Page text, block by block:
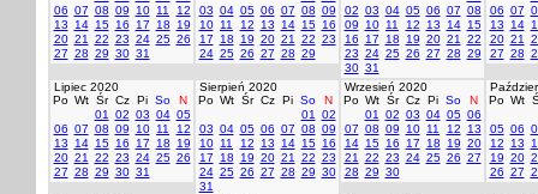
06 07 08 09 10 11
12
13
14 15 16 17 18
19
20 21 22 23 24 25 26
27 28 29 30 31
03 04 05 06 07 08 09
10 11 12 13 14 15 16
17
18 19 20 21 22 23
24 25 26 27 28 29
02 03 04 05 06 07 08
09
10 11 12 13 14 15
16
17 18 19 20 21
22
23 24 25 26 27 28 29
30 31
06 07
13
14
20 21
27 28
Lipiec 2020
Po Wt Śr Cz Pi So
N
01
02 03 04 05
06 07 08 09 10 11
12
13
14 15 16 17 18
19
20 21 22 23 24 25 26
27 28 29 30 31
Sierpień 2020
Po Wt Śr Cz Pi So
N
01
02
03 04 05 06 07 08 09
10 11 12 13 14 15 16
17
18 19 20 21 22 23
24 25 26 27 28 29 30
31
Wrzesień 2020
Po Wt Śr Cz Pi So
N
01
02 03 04 05 06
07 08 09 10 11 12
13
14 15 16 17 18 19 20
21
22 23 24 25 26 27
28 29 30
Po Wt
05 06
12
13
19 20
26 27